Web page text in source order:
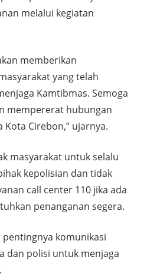
melalui kegiatan
memberikan
yang telah
Kamtibmas. Semoga
mempererat hubungan
Cirebon,” ujarnya.
masyarakat untuk selalu
kepolisian dan tidak
call center 110 jika ada
penanganan segera.
komunikasi
dan polisi untuk menjaga